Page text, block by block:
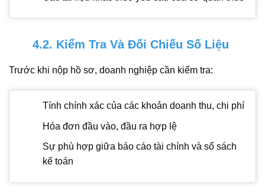
4.2. Kiểm Tra Và Đối Chiếu Số Liệu
Trước khi nộp hồ sơ, doanh nghiệp cần kiểm tra:
Tính chính xác của các khoản doanh thu, chi phí
Hóa đơn đầu vào, đầu ra hợp lệ
Sự phù hợp giữa báo cáo tài chính và sổ sách
kế toán